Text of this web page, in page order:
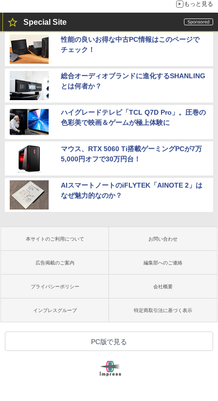
もっと見る
Special Site
性能の良いお得な中古PC情報はこのページで
チェック！
総合オーディオブランドに進化するSHANLING
とは何者か？
ハイグレードテレビ「TCL Q7D Pro」。圧巻の
色彩美で映画＆ゲームが極上体験に
マウス、RTX 5060 Ti搭載ゲーミングPCが7万
5,000円オフで30万円台！
AIスマートノートのiFLYTEK「AINOTE 2」は
なぜ魅力的なのか？
本サイトのご利用について お問い合わせ
広告掲載のご案内 編集部へのご連絡
プライバシーポリシー 会社概要
インプレスグループ 特定商取引法に基づく表示
PC版で見る